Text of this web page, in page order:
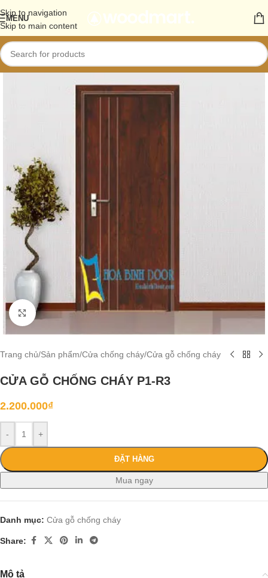
Skip to navigation
Skip to main content
MENU
Click to enlarge
Trang chủ/Sản phẩm/Cửa chống cháy/Cửa gỗ chống cháy
CỬA GỖ CHỐNG CHÁY P1-R3
2.200.000₫
- +
ĐẶT HÀNG
Mua ngay
Danh mục: Cửa gỗ chống cháy
Share:
Mô tả